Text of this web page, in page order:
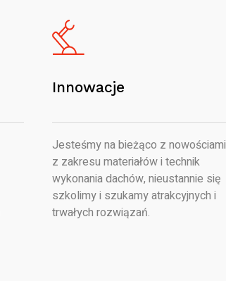
Innowacje
Jesteśmy na bieżąco z nowościami
z zakresu materiałów i technik
wykonania dachów, nieustannie się
szkolimy i szukamy atrakcyjnych i
trwałych rozwiązań.